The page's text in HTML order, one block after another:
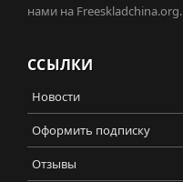
нами на Freeskladchina.org.
ССЫЛКИ
Новости
Оформить подписку
Отзывы